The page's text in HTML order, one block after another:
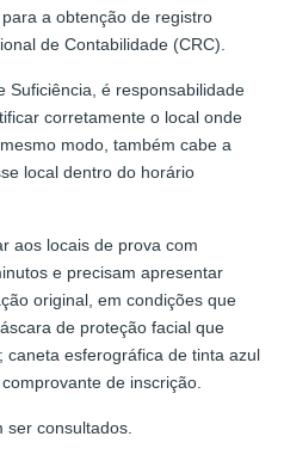
a obtenção de registro
de Contabilidade (CRC).
Suficiência, é responsabilidade
corretamente o local onde
modo, também cabe a
local dentro do horário
aos locais de prova com
e precisam apresentar
original, em condições que
de proteção facial que
caneta esferográfica de tinta azul
de inscrição.
consultados.